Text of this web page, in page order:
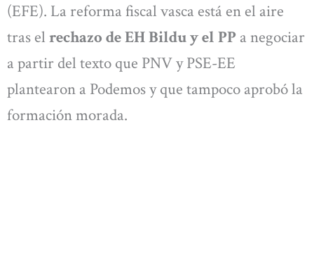
(EFE). La reforma fiscal vasca está en el aire
tras el rechazo de EH Bildu y el PP a negociar
a partir del texto que PNV y PSE-EE
plantearon a Podemos y que tampoco aprobó la
formación morada.